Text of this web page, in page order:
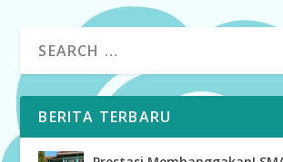
BERITA TERBARU